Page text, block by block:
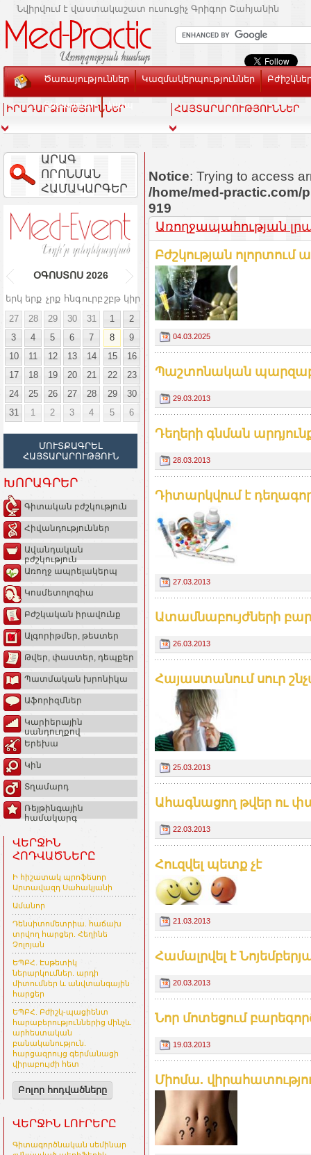
Նվիրվում է վաստակաշատ ուսուցիչ Գրիգոր Շահյանին
Ծառայություններ Կազմակերպություններ
Տեսասրահ Կապ
ԻՐԱԴԱՐՁՈՒԹՅՈՒՆՆԵՐ ՀԱՅՏԱՐԱՐՈՒԹՅՈՒՆՆԵՐ
ԱՐԱԳ
ՈՐՈՆՄԱՆ
ՀԱՄԱԿԱՐԳԵՐ
ՕԳՈՍՏՈՍ 2026
երկ երք չրք հնգուրբ շբթ կիր
27
28 29 30 31 1
2
3
4 5 6 7 8
9
10
11 12 13 14 15
16
17
18 19 20 21 22
23
24
25 26 27 28 29
30
31
1 2 3 4 5 6
ՄՈՒՏՔԱԳՐԵԼ
ՀԱՅՏԱՐԱՐՈՒԹՅՈՒՆ
ԽՈՐԱԳՐԵՐ
Գիտական բժշկություն
Հիվանդություններ
Ավանդական
բժշկություն
Առողջ ապրելակերպ
Կոսմետոլոգիա
Բժշկական իրավունք
Ալգորիթմեր, թեստեր
Թվեր, փաստեր, դեպքեր
Պատմական խրոնիկա
Աֆորիզմներ
Կարիերային
սանդուղքով
Երեխա
Կին
Տղամարդ
Ռեյթինգային
համակարգ
ՎԵՐՋԻՆ
ՀՈԴՎԱԾՆԵՐԸ
Ի հիշատակ պրոֆեսոր
Արտավազդ Սահակյանի
Ամանոր
Դենսիտոմետրիա. հաճախ
տրվող հարցեր. Հեղինե
Չոլոյան
ԵՊԲՀ. Էսթետիկ
ներարկումներ. արդի
միտումներ և անվտանգային
հարցեր
ԵՊԲՀ. Բժիշկ-պացիենտ
հարաբերություններից մինչև
արհեստական
բանականություն.
հարցազրույց գերմանացի
վիրաբույժի հետ
Բոլոր հոդվածները
ՎԵՐՋԻՆ ԼՈՒՐԵՐԸ
Գիտագործնական սեմինար
Notice: Trying to access
/home/med-
919
Առողջապահության
Բժշկության
04.03.2025
Պաշտոնական
29.03.2013
Դեղերի գնման
28.03.2013
Դիտարկվում է
27.03.2013
Ատամնաբույժների
26.03.2013
Հայաստանում սուր
25.03.2013
Ահագնացող թվեր ու
22.03.2013
Հուզվել պետք չէ
21.03.2013
Համալրվել է
20.03.2013
Նոր մոտեցում
19.03.2013
Միոմա.